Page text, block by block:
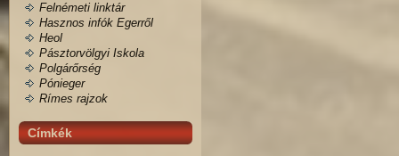
Felnémeti linktár
Hasznos infók Egerről
Heol
Pásztorvölgyi Iskola
Polgárőrség
Pónieger
Rímes rajzok
Címkék